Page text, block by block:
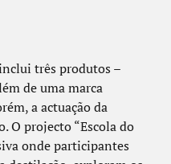
três produtos –
de uma marca
a actuação da
O projecto “Escola do
onde participantes